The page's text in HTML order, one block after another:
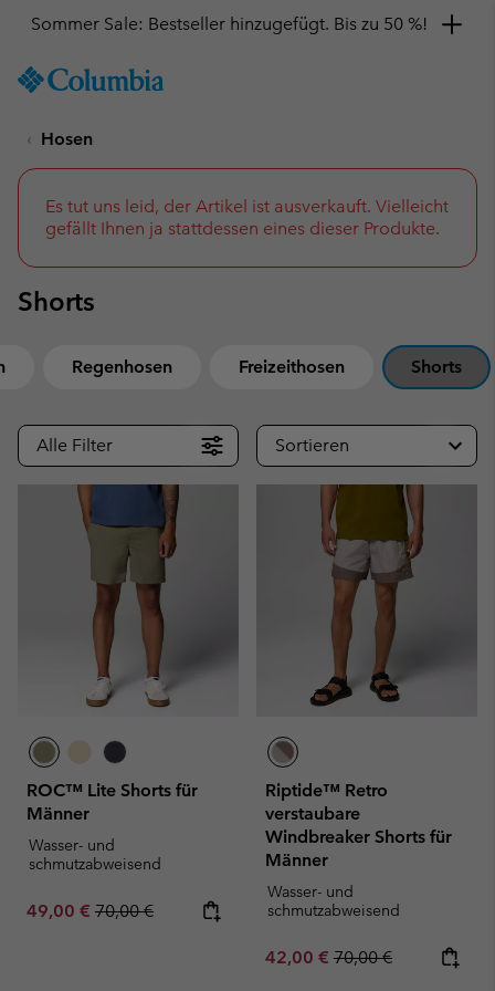
TO
SKIP
NAV
SKIP
TO
SEARCH
Sommer Sale: Bestseller hinzugefügt. Bis zu 50 %!
Hosen
Es tut uns leid, der Artikel ist ausverkauft. Vielleicht
gefällt Ihnen ja stattdessen eines dieser Produkte.
Shorts
Regenhosen Freizeithosen Shorts
Alle Filter Sortieren
ROC™ Lite Shorts für
Männer
Wasser- und
schmutzabweisend
Sale price:
49,00 € Regular price:
70,00 €
Riptide™ Retro
verstaubare
Windbreaker Shorts für
Männer
Wasser- und
schmutzabweisend
Sale price:
42,00 € Regular price:
70,00 €